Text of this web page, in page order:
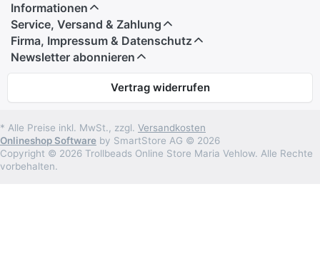
Informationen
Service, Versand & Zahlung
Firma, Impressum & Datenschutz
Newsletter abonnieren
Vertrag widerrufen
* Alle Preise inkl. MwSt., zzgl. Versandkosten
Onlineshop Software by SmartStore AG © 2026
Copyright © 2026 Trollbeads Online Store Maria Vehlow. Alle Rechte
vorbehalten.